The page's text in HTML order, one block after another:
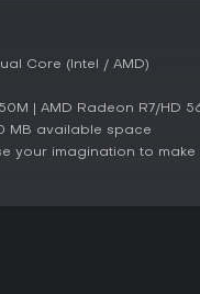
Core (Intel / AMD)
| AMD Radeon R7/HD
MB available space
your imagination to